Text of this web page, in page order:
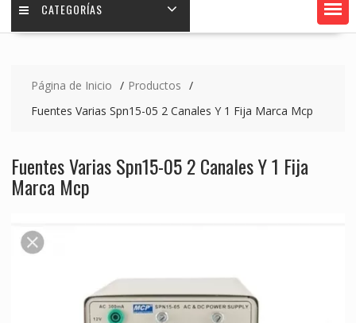
CATEGORÍAS
Página de Inicio
Productos
Fuentes Varias Spn15-05 2 Canales Y 1 Fija Marca Mcp
Fuentes Varias Spn15-05 2 Canales Y 1 Fija
Marca Mcp